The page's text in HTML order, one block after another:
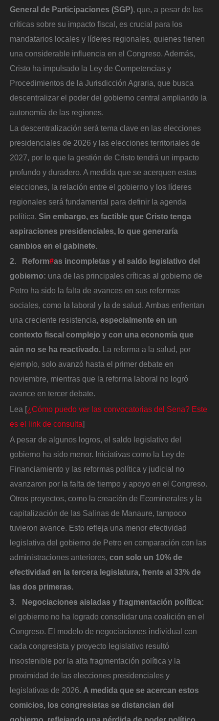
General de Participaciones (SGP), que, a pesar de las
críticas sobre su impacto fiscal, es crucial para los
mandatarios locales y líderes regionales, quienes tienen
una considerable influencia en el Congreso. Además,
Cristo ha impulsado la Ley de Competencias y
Procedimientos de la Jurisdicción Agraria, que busca
descentralizar el poder del gobierno central ampliando la
autonomía de las regiones.
La descentralización será tema clave en las elecciones
presidenciales de 2026 y las elecciones territoriales de
2027, por lo que la gestión de Cristo tendrá un impacto
profundo y duradero. A medida que se acerquen estas
elecciones, la relación entre el gobierno y los líderes
regionales será fundamental para definir la agenda
política. Sin embargo, es factible que Cristo tenga
aspiraciones presidenciales, lo que generaría
cambios en el gabinete.
2. Reform#as incompletas y el saldo legislativo del
gobierno: una de las principales críticas al gobierno de
Petro ha sido la falta de avances en sus reformas
sociales, como la laboral y la de salud. Ambas enfrentan
una creciente resistencia, especialmente en un
contexto fiscal complejo y con una economía que
aún no se ha reactivado.
La reforma a la salud, por
ejemplo, solo avanzó hasta el primer debate en
noviembre, mientras que la reforma laboral no logró
avance en tercer debate.
Lea [¿Cómo puedo ver las convocatorias del Sena? Este
es el link de consulta]
A pesar de algunos logros, el saldo legislativo del
gobierno ha sido menor. Iniciativas como la Ley de
Financiamiento y las reformas política y judicial no
avanzaron por la falta de tiempo y apoyo en el Congreso.
Otros proyectos, como la creación de Ecominerales y la
capitalización de las Salinas de Manaure, tampoco
tuvieron avance. Esto refleja una menor efectividad
legislativa del gobierno de Petro en comparación con las
administraciones anteriores, con solo un 10% de
efectividad en la tercera legislatura, frente al 33% de
las dos primeras.
3. Negociaciones aisladas y fragmentación política:
el gobierno no ha logrado consolidar una coalición en el
Congreso. El modelo de negociaciones individual con
cada congresista y proyecto legislativo resultó
insostenible por la alta fragmentación política y la
proximidad de las elecciones presidenciales y
legislativas de 2026. A medida que se acercan estos
comicios, los congresistas se distancian del